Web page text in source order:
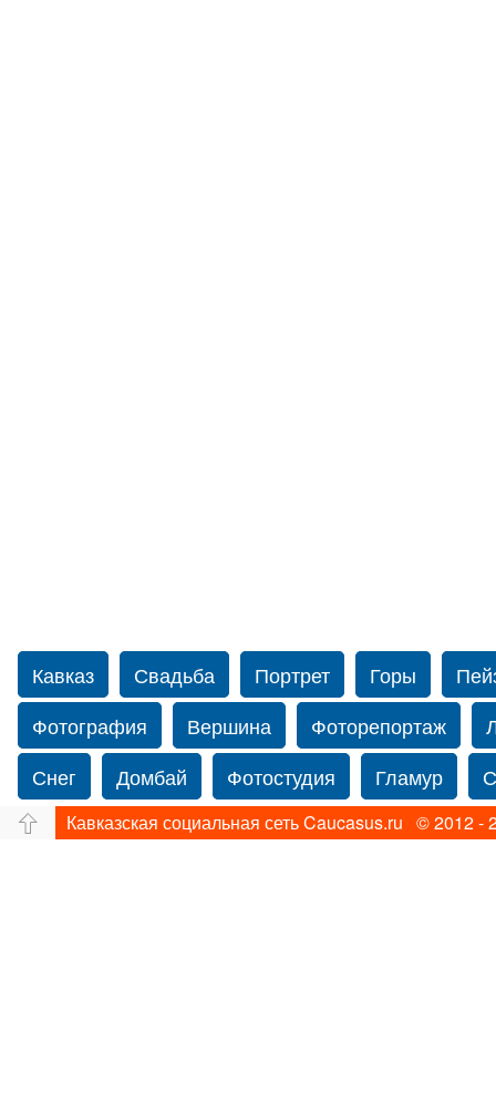
Кавказ Свадьба Портрет Горы
Фотография
Вершина Фоторепортаж
Снег
Домбай Фотостудия Гламур
Путешествие
Перевал Ущелье
Кавказская социальная сеть Caucasus.ru © 2012 -